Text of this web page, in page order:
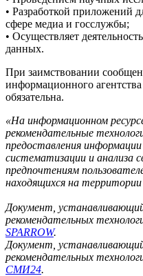
• Разработкой приложений
сфере медиа и госслужбы;
• Осуществляет
данных.
При заимствовании
информационного
обязательна.
«На информационном
рекомендательные
предоставления информации
систематизации и анализа
предпочтениям
находящихся на
Документ,
рекомендательных
SPARROW.
Документ,
рекомендательных
СМИ24.